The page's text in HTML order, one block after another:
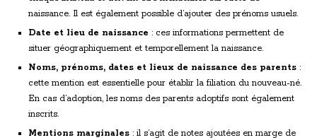
naissance. Il est également possible d’ajouter des prénoms usuels.
Date et lieu de naissance : ces informations permettent de
situer géographiquement et temporellement la naissance.
Noms, prénoms, dates et lieux de naissance des parents :
cette mention est essentielle pour établir la filiation du nouveau-né.
En cas d’adoption, les noms des parents adoptifs sont également
inscrits.
Mentions marginales : il s’agit de notes ajoutées en marge de